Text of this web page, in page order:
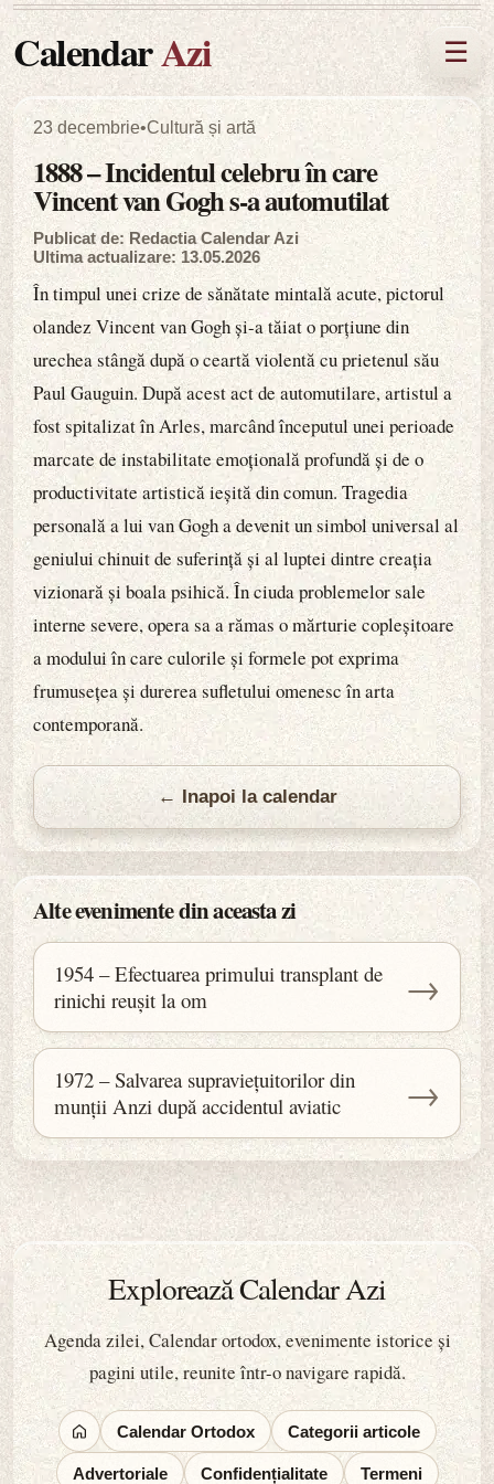
CalendarAzi ☰
23 decembrie•Cultură și artă
1888 – Incidentul celebru în care
Vincent van Gogh s-a automutilat
Publicat de: Redactia Calendar Azi
Ultima actualizare: 13.05.2026
În timpul unei crize de sănătate mintală acute, pictorul
olandez Vincent van Gogh și-a tăiat o porțiune din
urechea stângă după o ceartă violentă cu prietenul său
Paul Gauguin. După acest act de automutilare, artistul a
fost spitalizat în Arles, marcând începutul unei perioade
marcate de instabilitate emoțională profundă și de o
productivitate artistică ieșită din comun. Tragedia
personală a lui van Gogh a devenit un simbol universal al
geniului chinuit de suferință și al luptei dintre creația
vizionară și boala psihică. În ciuda problemelor sale
interne severe, opera sa a rămas o mărturie copleșitoare
a modului în care culorile și formele pot exprima
frumusețea și durerea sufletului omenesc în arta
contemporană.
← Inapoi la calendar
Alte evenimente din aceasta zi
1954 – Efectuarea primului transplant de
rinichi reușit la om
→
1972 – Salvarea supraviețuitorilor din
munții Anzi după accidentul aviatic
→
Explorează Calendar Azi
Agenda zilei, Calendar ortodox, evenimente istorice și
pagini utile, reunite într-o navigare rapidă.
Calendar Ortodox Categorii articole
Advertoriale Confidențialitate Termeni